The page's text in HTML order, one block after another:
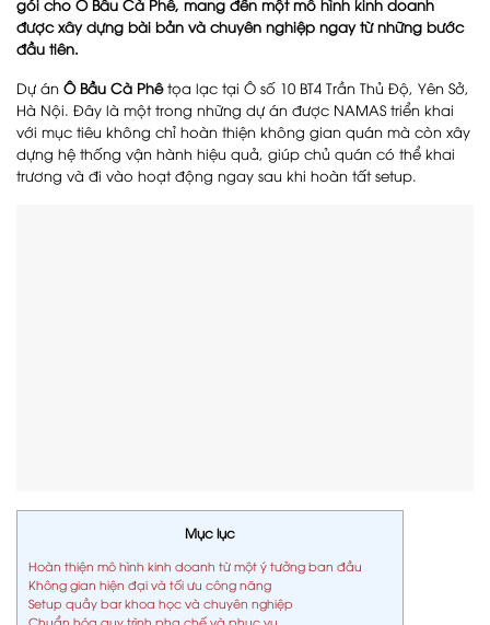
gói cho Ô Bầu Cà Phê, mang đến một mô hình kinh doanh
được xây dựng bài bản và chuyên nghiệp ngay từ những bước
đầu tiên.
Dự án Ô Bầu Cà Phêtọa lạc tại Ô số 10 BT4 Trần Thủ Độ, Yên Sở,
Hà Nội. Đây là một trong những dự án được NAMAS triển khai
với mục tiêu không chỉ hoàn thiện không gian quán mà còn xây
dựng hệ thống vận hành hiệu quả, giúp chủ quán có thể khai
trương và đi vào hoạt động ngay sau khi hoàn tất setup.
Mục lục
Hoàn thiện mô hình kinh doanh từ một ý tưởng ban đầu
Không gian hiện đại và tối ưu công năng
Setup quầy bar khoa học và chuyên nghiệp
Chuẩn hóa quy trình pha chế và phục vụ